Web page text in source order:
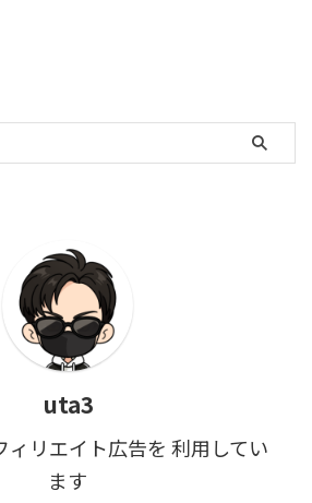
uta3
ィリエイト広告を 利用してい
ます